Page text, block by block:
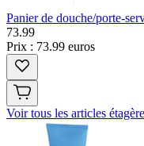
Panier de douche/porte-
73.99
Prix : 73.99 euros
Voir tous les articles